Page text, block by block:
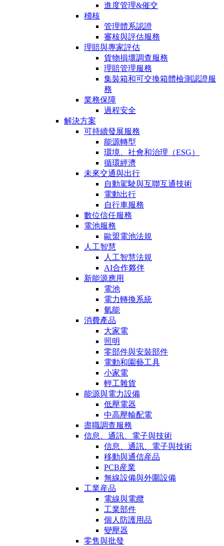
進度管理&催交
稽核
管理體系認證
審核與評估服務
理賠與專家評估
貨物損壞調查服務
理賠管理服務
集裝箱和可交換箱體檢測認證服
務
業務保障
過程安全
解決方案
可持續發展服務
能源轉型
環境、社會和治理（ESG）
循環經濟
未來交通與出行
自動駕駛與互聯互通技術
電動出行
自行車服務
數位信任服務
電池服務
歐盟電池法規
人工智慧
人工智慧法規
AI合作夥伴
新能源應用
電池
電力轉換系統
氫能
消費產品
大家電
照明
零部件與安裝部件
電動和園藝工具
小家電
輕工雜貨
能源與電力設備
低壓電器
中高壓輸配電
盡職調查服務
信息、通訊、電子與技術
信息、通訊、電子與技術
移動與通信産品
PCB産業
無線設備與外圍設備
工業産品
電線與電纜
工業部件
個人防護用品
變壓器
零售與批發